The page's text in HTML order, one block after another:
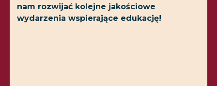
nam rozwijać kolejne jakościowe
wydarzenia wspierające edukację!